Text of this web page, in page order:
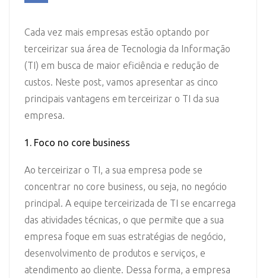
Cada vez mais empresas estão optando por
terceirizar sua área de Tecnologia da Informação
(TI) em busca de maior eficiência e redução de
custos. Neste post, vamos apresentar as cinco
principais vantagens em terceirizar o TI da sua
empresa.
1. Foco no core business
Ao terceirizar o TI, a sua empresa pode se
concentrar no core business, ou seja, no negócio
principal. A equipe terceirizada de TI se encarrega
das atividades técnicas, o que permite que a sua
empresa foque em suas estratégias de negócio,
desenvolvimento de produtos e serviços, e
atendimento ao cliente. Dessa forma, a empresa